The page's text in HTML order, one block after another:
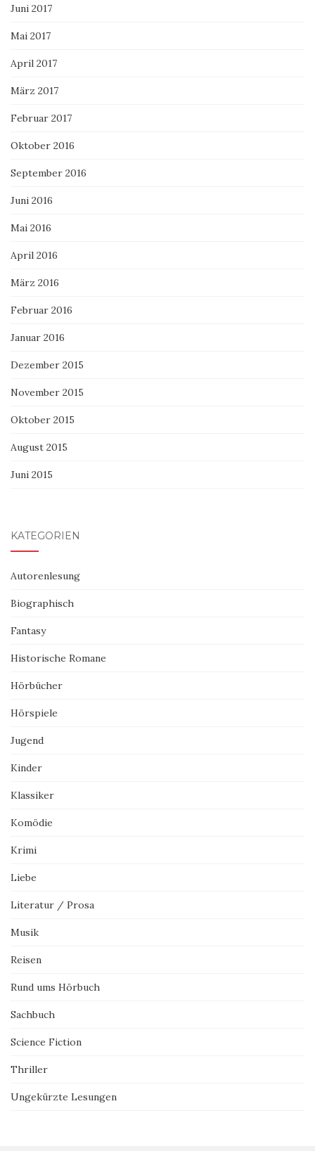
Juni 2017
Mai 2017
April 2017
März 2017
Februar 2017
Oktober 2016
September 2016
Juni 2016
Mai 2016
April 2016
März 2016
Februar 2016
Januar 2016
Dezember 2015
November 2015
Oktober 2015
August 2015
Juni 2015
KATEGORIEN
Autorenlesung
Biographisch
Fantasy
Historische Romane
Hörbücher
Hörspiele
Jugend
Kinder
Klassiker
Komödie
Krimi
Liebe
Literatur / Prosa
Musik
Reisen
Rund ums Hörbuch
Sachbuch
Science Fiction
Thriller
Ungekürzte Lesungen